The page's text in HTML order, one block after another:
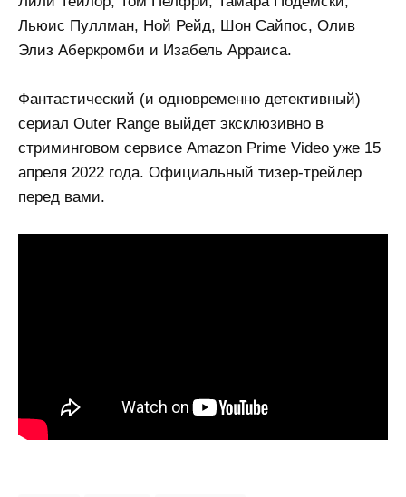
Льюис Пуллман, Ной Рейд, Шон Сайпос, Олив
Элиз Аберкромби и Изабель Арраиса.
Фантастический (и одновременно детективный)
сериал Outer Range выйдет эксклюзивно в
стриминговом сервисе Amazon Prime Video уже 15
апреля 2022 года. Официальный тизер-трейлер
перед вами.